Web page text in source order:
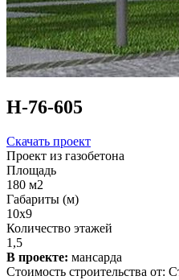
Н-76-605
Скачать проект
Проект из газобетона
Площадь
180 м2
Габариты (м)
10х9
Количество этажей
1,5
В проекте: мансарда
Стоимость строительства от: